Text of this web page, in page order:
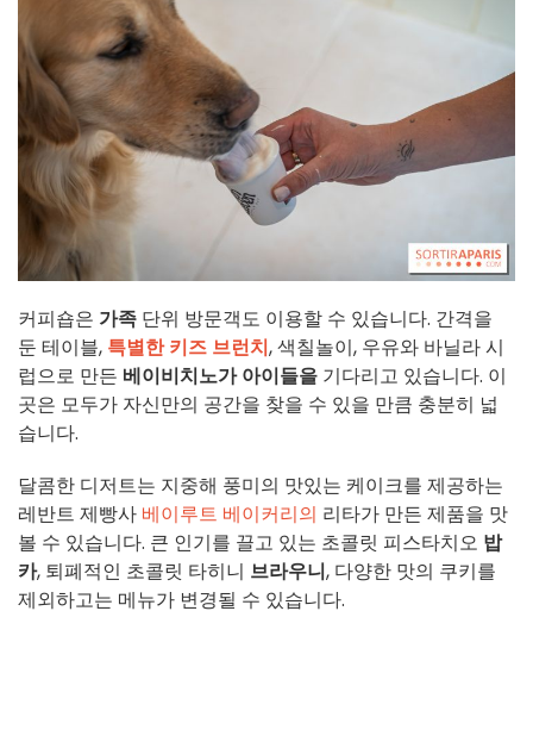
커피숍은 가족 단위 방문객도 이용할 수 있습니다. 간격을
둔 테이블, 특별한 키즈 브런치, 색칠놀이, 우유와 바닐라 시
럽으로 만든 베이비치노가 아이들을 기다리고 있습니다. 이
곳은 모두가 자신만의 공간을 찾을 수 있을 만큼 충분히 넓
습니다.
달콤한 디저트는 지중해 풍미의 맛있는 케이크를 제공하는
레반트 제빵사 베이루트 베이커리의 리타가 만든 제품을 맛
볼 수 있습니다. 큰 인기를 끌고 있는 초콜릿 피스타치오 밥
카, 퇴폐적인 초콜릿 타히니 브라우니, 다양한 맛의 쿠키를
제외하고는 메뉴가 변경될 수 있습니다.